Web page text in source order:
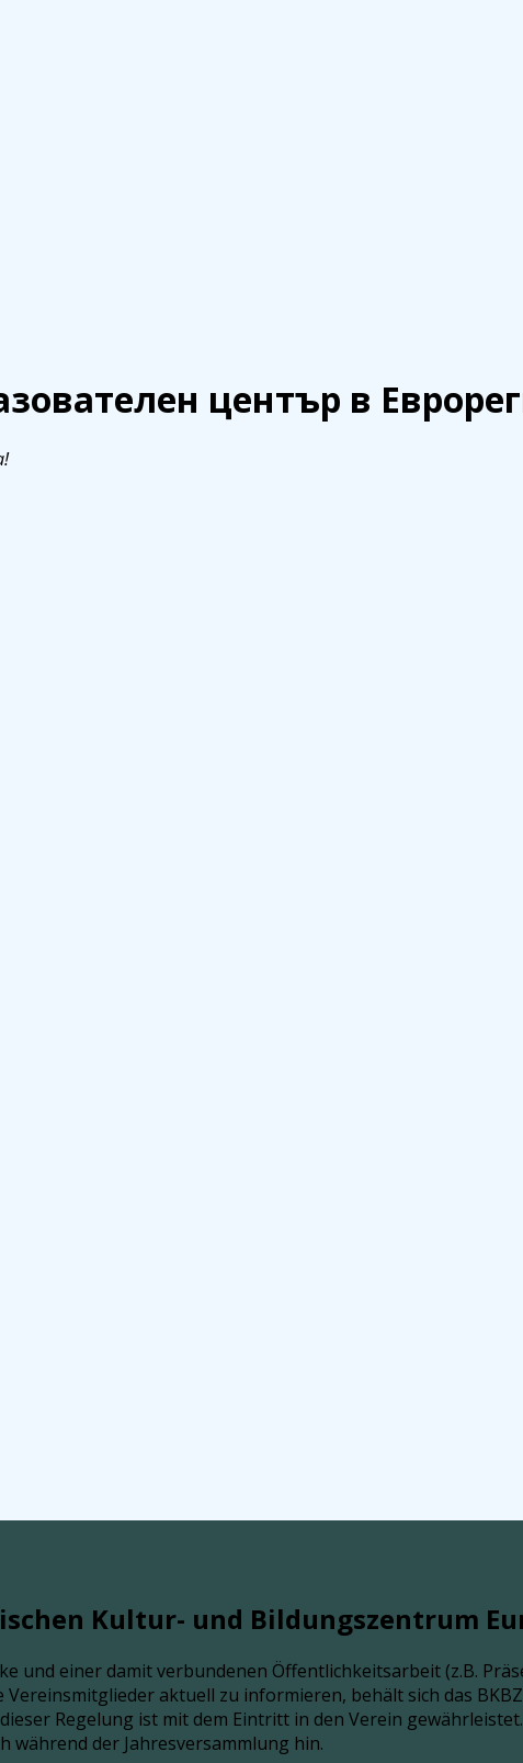
център в Еврорегион „Маас-
център в
Kultur- und Bildungszentrum
und einer damit verbundenen Öffentlichkeitsarbeit (z.B.
aktuell zu informieren, behält sich das
Regelung ist mit dem Eintritt in den Verein
während der Jahresversammlung hin.